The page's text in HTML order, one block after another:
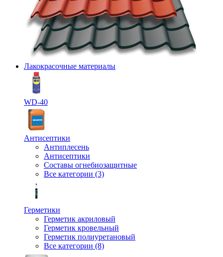
Лакокрасочные материалы
WD-40
Антисептики
Антиплесень
Антисептики
Составы огнебиозащитные
Все категории (3)
Герметики
Герметик акриловый
Герметик кровельный
Герметик полиуретановый
Все категории (8)